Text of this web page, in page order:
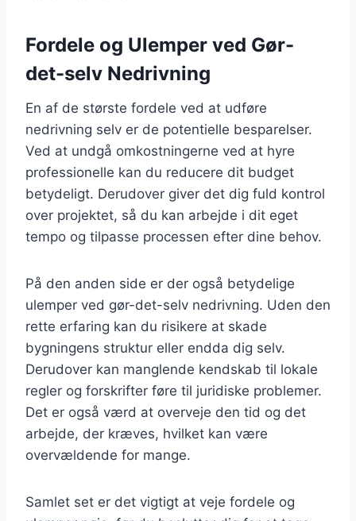
Fordele og Ulemper ved Gør-
det-selv Nedrivning
En af de største fordele ved at udføre
nedrivning selv er de potentielle besparelser.
Ved at undgå omkostningerne ved at hyre
professionelle kan du reducere dit budget
betydeligt. Derudover giver det dig fuld kontrol
over projektet, så du kan arbejde i dit eget
tempo og tilpasse processen efter dine behov.
På den anden side er der også betydelige
ulemper ved gør-det-selv nedrivning. Uden den
rette erfaring kan du risikere at skade
bygningens struktur eller endda dig selv.
Derudover kan manglende kendskab til lokale
regler og forskrifter føre til juridiske problemer.
Det er også værd at overveje den tid og det
arbejde, der kræves, hvilket kan være
overvældende for mange.
Samlet set er det vigtigt at veje fordele og